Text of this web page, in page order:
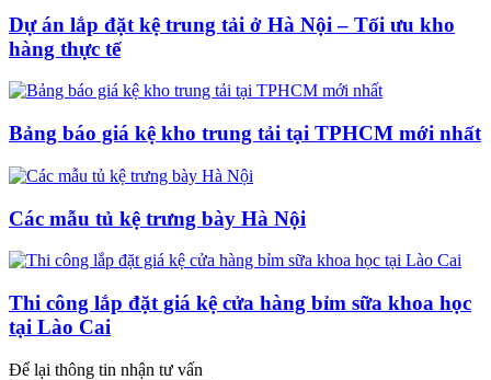
Dự án lắp đặt kệ trung tải ở Hà Nội – Tối ưu kho
hàng thực tế
Bảng báo giá kệ kho trung tải tại TPHCM mới nhất
Các mẫu tủ kệ trưng bày Hà Nội
Thi công lắp đặt giá kệ cửa hàng bỉm sữa khoa học
tại Lào Cai
Để lại thông tin nhận tư vấn